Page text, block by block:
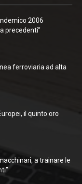
2006
precedenti”
ferroviaria ad alta
il quinto oro
a trainare le